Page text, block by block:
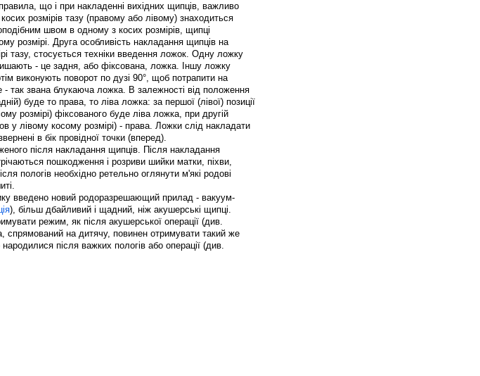
що і при накладенні вихідних щипців, важливо
розмірів тазу (правому або лівому) знаходиться
швом в одному з косих розмірів, щипці
розмірі. Друга особливість накладання щипців на
тазу, стосується техніки введення ложок. Одну ложку
- це задня, або фіксована, ложка. Іншу ложку
виконують поворот по дузі 90°, щоб потрапити на
так звана блукаюча ложка. В залежності від положення
буде то права, то ліва ложка: за першої (лівої) позиції
розмірі) фіксованого буде ліва ложка, при другій
у лівому косому розмірі) - права. Ложки слід накладати
в бік провідної точки (вперед).
після накладання щипців. Після накладання
пошкодження і розриви шийки матки, піхви,
пологів необхідно ретельно оглянути м'які родові
введено новий родоразрешающий прилад - вакуум-
), більш дбайливий і щадний, ніж акушерські щипці.
режим, як після акушерської операції (див.
спрямований на дитячу, повинен отримувати такий же
після важких пологів або операції (див.